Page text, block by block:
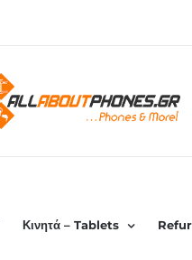
Κινητά – Tablets